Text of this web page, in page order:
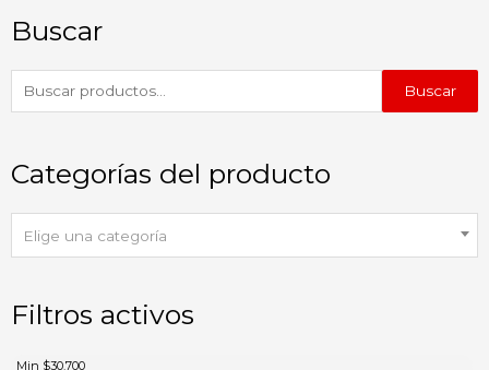
Buscar
Buscar
Categorías del producto
Elige una categoría
Filtros activos
Min $30.700